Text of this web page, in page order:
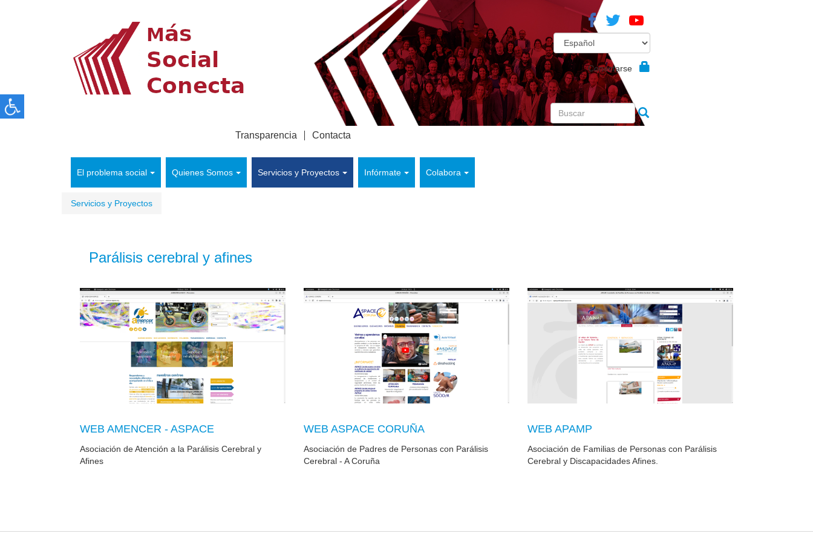
Conectarse
El problema social Quienes Somos Servicios y Proyectos Infórmate Colabora
Transparencia Contacta
Servicios y Proyectos
Parálisis cerebral y afines
WEB AMENCER - ASPACE
Asociación de Atención a la Parálisis Cerebral y
Afines
WEB ASPACE CORUÑA
Asociación de Padres de Personas con Parálisis
Cerebral - A Coruña
WEB APAMP
Asociación de Familias de Personas con Parálisis
Cerebral y Discapacidades Afines.